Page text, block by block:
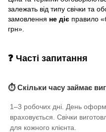
залежать від типу свічки та
замовлення не діє правило
грн».
❓ Часті запитання
⏱ Скільки часу займає
1–3 робочих дні. День
враховується. Свічки
для кожного клієнта.